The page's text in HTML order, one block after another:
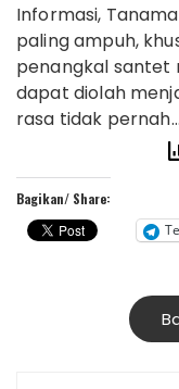
Informasi,
paling ampuh,
penangkal santet
dapat diolah
rasa tidak pernah…
Bagikan/ Share: